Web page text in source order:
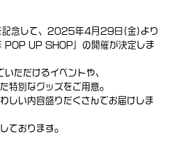
念して、2025年4月29日(金)より
UP SHOP』の開催が決定しま
ただけるイベントや、
特別なグッズをご用意。
しい内容盛りだくさんでお届けしま
ております。